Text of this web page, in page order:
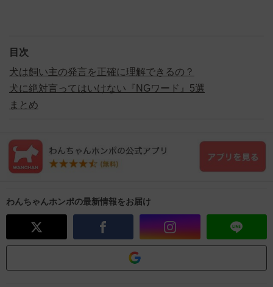
目次
犬は飼い主の発言を正確に理解できるの？
犬に絶対言ってはいけない『NGワード』5選
まとめ
わんちゃんホンポの最新情報をお届け